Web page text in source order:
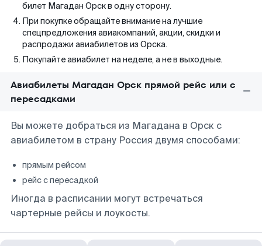
билет Магадан Орск в одну сторону.
При покупке обращайте внимание на лучшие
спецпредложения авиакомпаний, акции, скидки и
распродажи авиабилетов из Орска.
Покупайте авиабилет на неделе, а не в выходные.
Авиабилеты Магадан Орск прямой рейс или с
пересадками
Вы можете добраться из Магадана в Орск с
авиабилетом в страну Россия двумя способами:
прямым рейсом
рейс с пересадкой
Иногда в расписании могут встречаться
чартерные рейсы и лоукосты.